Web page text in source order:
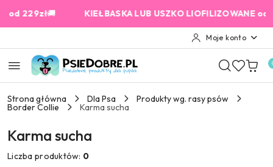
Przejdź do treści głównej
Przejdź do wyszukiwarki
Przejdź do moje konto
Przejdź do menu głównego
Przejdź do stopki
🚚 KIEŁBASKA LUB USZKO LIOFILIZOWANE od 159
Moje konto
Strona główna Dla Psa Produkty wg. rasy psów
Border Collie Karma sucha
Karma sucha
Liczba produktów: 0